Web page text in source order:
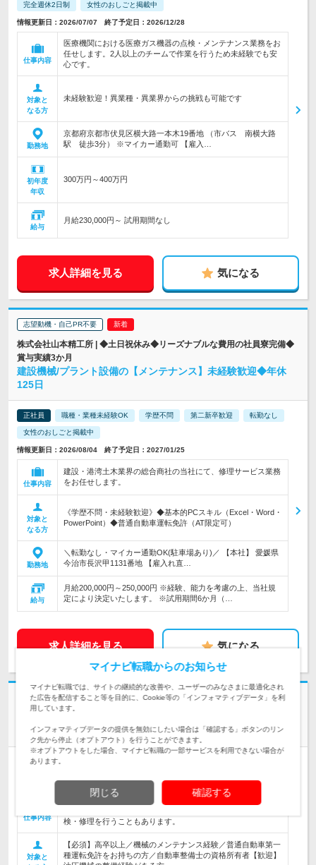
完全週休2日制 女性のおしごと掲載中
情報更新日：2026/07/07 終了予定日：2026/12/28
仕事内容
医療機関における医療ガス機器の点検・メンテナンス業務をお
任せします。2人以上のチームで作業を行うため未経験でも安
心です。
対象と
なる方
未経験歓迎！異業種・異業界からの挑戦も可能です
勤務地
京都府京都市伏見区横大路一本木19番地 （市バス 南横大路
駅 徒歩3分） ※マイカー通勤可 【雇入…
初年度
年収
300万円～400万円
給与
月給230,000円～ 試用期間なし
求人詳細を見る 気になる
志望動機・自己PR不要
株式会社山本精工所 | ◆土日祝休み◆リーズナブルな費用の社員寮完備◆
賞与実績3か月
建設機械/プラント設備の【メンテナンス】未経験歓迎◆年休
125日
正社員 職種・業種未経験OK 学歴不問 第二新卒歓迎 転勤なし
女性のおしごと掲載中
情報更新日：2026/08/04 終了予定日：2027/01/25
仕事内容
建設・港湾土木業界の総合商社の当社にて、修理サービス業務
をお任せします。
対象と
なる方
《学歴不問・未経験歓迎》◆基本的PCスキル（Excel・Word・
PowerPoint）◆普通自動車運転免許（AT限定可）
勤務地
＼転勤なし・マイカー通勤OK(駐車場あり)／ 【本社】 愛媛県
今治市長沢甲1131番地 【雇入れ直…
給与
月給200,000円～250,000円 ※経験、能力を考慮の上、当社規
定により決定いたします。 ※試用期間6か月（…
求人詳細を見る 気になる
志望動機・自己PR不要
<宮崎/日向>【サポートエンジニア】★年休124日★転勤なし
正社員
情報更新日：2026/08/07 終了予定日：2027/01/28
仕事内容
建設機械や産業機械（油圧ショベルや発電機など）の整備・メ
検・修理を行うこともあります。
対象と
【必須】高卒以上／機械のメンテナンス経験／普通自動車第一
種運転免許をお持ちの方／自動車整備士の資格所有者【歓迎】
マイナビ転職からのお知らせ
マイナビ転職では、サイトの継続的な改善や、ユーザーのみなさまに最適化され
た広告を配信すること等を目的に、Cookie等の「インフォマティブデータ」を利
用しています。
インフォマティブデータの提供を無効にしたい場合は「確認する」ボタンのリン
ク先から停止（オプトアウト）を行うことができます。
※オプトアウトをした場合、マイナビ転職の一部サービスを利用できない場合が
あります。
閉じる 確認する